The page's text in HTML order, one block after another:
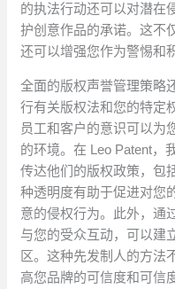
的执法行动还可以对潜在
护创意作品的承诺。这不
还可以增强您作为警惕和
全面的版权声誉管理策略
行有关版权法和您的特定
员工和客户的意识可以为
的环境。在 Leo Patent，
传达他们的版权政策，包
种透明度有助于促进对您
意的侵权行为。此外，通
与您的受众互动，可以建
区。这种先发制人的方法
高您品牌的可信度和可信